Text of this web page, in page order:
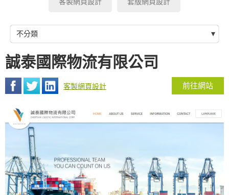
客製網頁設計 套版網頁設計
不分類
誠泰國際物流有限公司
客製網頁設計 前往網站